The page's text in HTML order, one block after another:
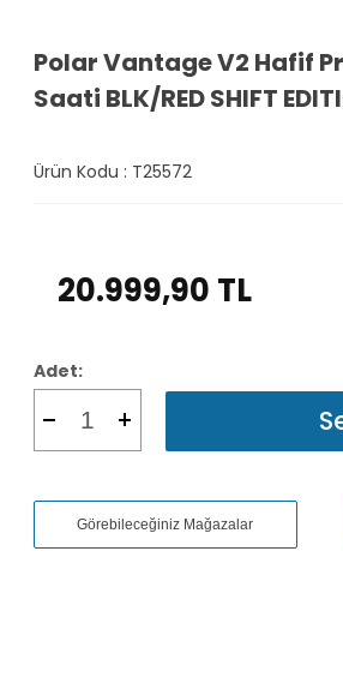
Polar Vantage V2 Hafif
Saati BLK/RED SHIFT
Ürün Kodu : T25572
20.999,90 TL
Adet:
Görebileceğiniz Mağazalar